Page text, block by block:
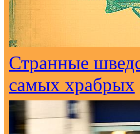
Странные
самых храбрых